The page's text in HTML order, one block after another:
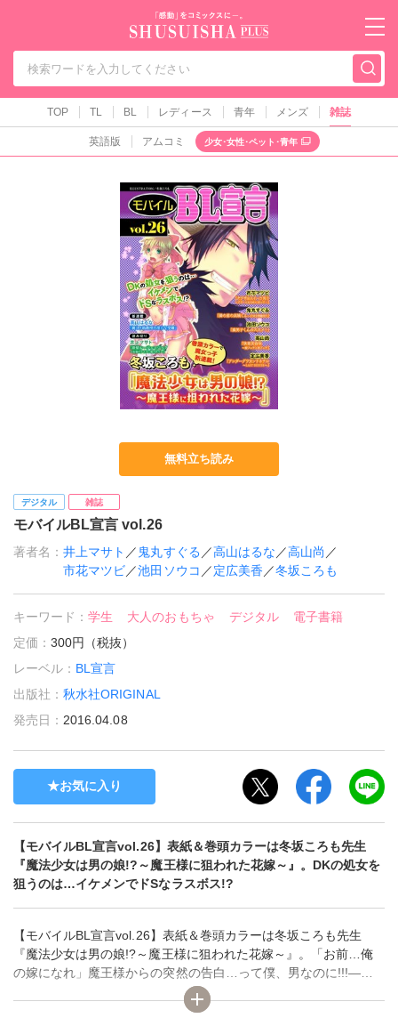
秋水社PLUS（テ
TOP TL BL レディース 青年 メンズ 雑誌
英語版 アムコミ 少女･女性･ペット･青年
無料立ち読み
デジタル 雑誌
モバイルBL宣言 vol.26
著者名：井上マサト ／ 鬼丸すぐる ／高山はるな ／高山尚 ／
市花マツビ／池田ソウコ ／定広美香／冬坂ころも
キーワード：学生 大人のおもちゃ デジタル
電子書籍
定価：300円（税抜）
レーベル： BL宣言
出版社：秋水社ORIGINAL
発売日： 2016.04.08
お気に入り
【モバイルBL宣言vol.26】表紙＆巻頭カラーは冬坂ころも先生
『魔法少女は男の娘!?～魔王様に狙われた花嫁～』。DKの処女を
狙うのは…イケメンでドSなラスボス!?
【モバイルBL宣言vol.26】表紙＆巻頭カラーは冬坂ころも先生
『魔法少女は男の娘!?～魔王様に狙われた花嫁～』。「お前…俺
の嫁になれ」魔王様からの突然の告白…って僕、男なのに!!!―あ
る日、母親からの衝撃の告白を受けた透空は、男の子なのに魔法
少女に変身して魔王様と戦うことに――!!他、豪華連載は、高山は